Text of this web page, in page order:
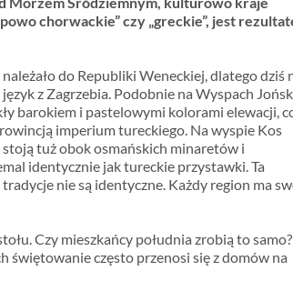
chorwackie” czy „greckie”, jest
do Republiki Weneckiej, dlatego dziś
z Zagrzebia. Podobnie na Wyspach
barokiem i pastelowymi kolorami elewacji,
imperium tureckiego. Na wyspie Kos
tuż obok osmańskich minaretów i
identycznie jak tureckie przystawki. Ta
nie są identyczne. Każdy region ma
Czy mieszkańcy południa zrobią to samo?
świętowanie często przenosi się z domów na